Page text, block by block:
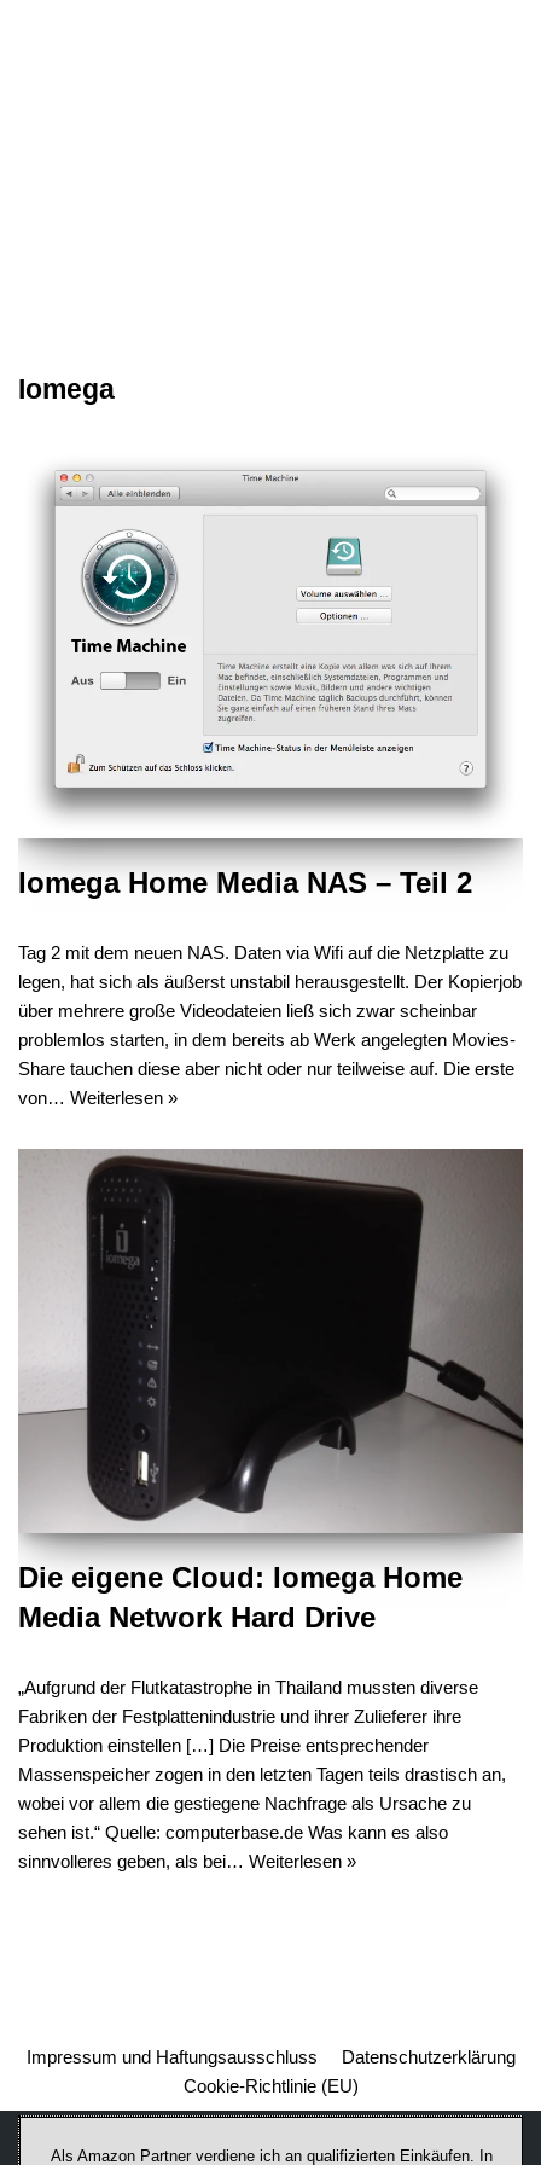
Iomega
Iomega Home Media NAS – Teil 2
Tag 2 mit dem neuen NAS. Daten via Wifi auf die Netzplatte zu
legen, hat sich als äußerst unstabil herausgestellt. Der Kopierjob
über mehrere große Videodateien ließ sich zwar scheinbar
problemlos starten, in dem bereits ab Werk angelegten Movies-
Share tauchen diese aber nicht oder nur teilweise auf. Die erste
von… Weiterlesen »
Die eigene Cloud: Iomega Home
Media Network Hard Drive
„Aufgrund der Flutkatastrophe in Thailand mussten diverse
Fabriken der Festplattenindustrie und ihrer Zulieferer ihre
Produktion einstellen […] Die Preise entsprechender
Massenspeicher zogen in den letzten Tagen teils drastisch an,
wobei vor allem die gestiegene Nachfrage als Ursache zu
sehen ist.“ Quelle: computerbase.de Was kann es also
sinnvolleres geben, als bei… Weiterlesen »
Impressum und Haftungsausschluss
Datenschutzerklärung
Cookie-Richtlinie (EU)
Als Amazon Partner verdiene ich an qualifizierten Einkäufen. In